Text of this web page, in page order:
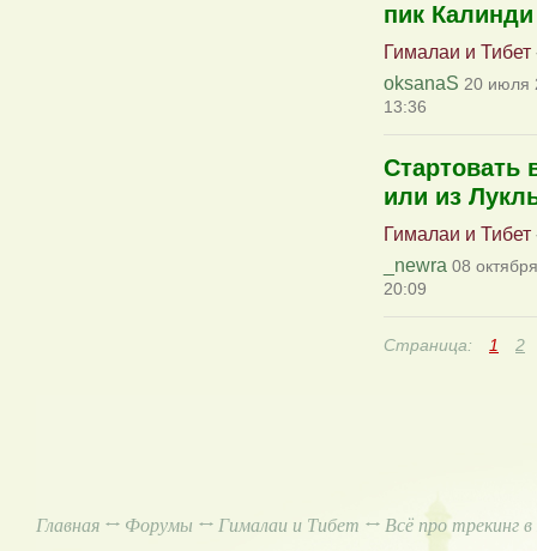
пик Калинди
Гималаи и Тибет
oksanaS 20 июля
13:36
Стартовать
или из
Гималаи и Тибет
_newra 08
20:09
Страница: 1 2
Главная ↔ Форумы ↔ Гималаи и Тибет ↔ Всё про трекинг в